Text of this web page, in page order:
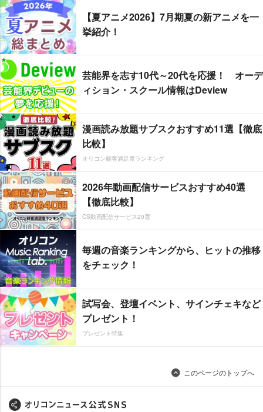
【夏アニメ2026】7月期夏の新アニメを一
挙紹介！
芸能界を志す10代～20代を応援！ オーデ
ィション・スクール情報はDeview
漫画読み放題サブスクおすすめ11選【徹底
比較】
オリコン顧客満足度ランキング
2026年動画配信サービスおすすめ40選
【徹底比較】
CS動画配信サービス20選
毎週の音楽ランキングから、ヒットの推移
をチェック！
試写会、登壇イベント、サインチェキなど
プレゼント！
プレゼント特集
このページのトップへ